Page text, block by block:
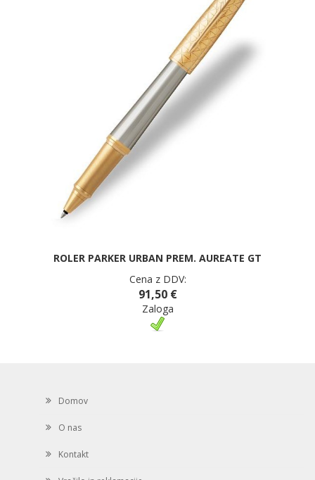
ROLER PARKER URBAN PREM. AUREATE GT
Cena z DDV:
91,50 €
Zaloga
Domov
O nas
Kontakt